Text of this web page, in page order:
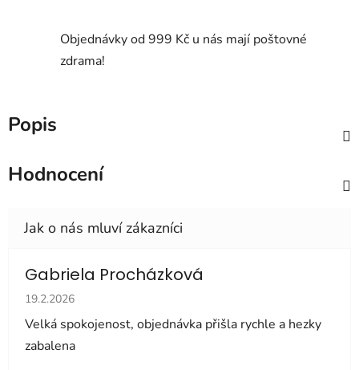
Objednávky od 999 Kč u nás mají poštovné
zdrama!
Popis
Hodnocení
Gabriela Procházková
Hodnocení obchodu je 5 z 5 hvězdiček.
19.2.2026
Velká spokojenost, objednávka přišla rychle a hezky
zabalena